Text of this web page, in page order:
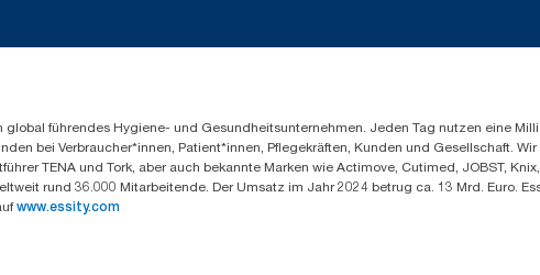
global führendes Hygiene- und Gesundheitsunternehmen. Jeden Tag nutzen eine
bei Verbraucher*innen, Patient*innen, Pflegekräften, Kunden und Gesellschaft.
TENA und Tork, aber auch bekannte Marken wie Actimove, Cutimed, JOBST,
rund 36.000 Mitarbeitende. Der Umsatz im Jahr 2024 betrug ca. 13 Mrd. Euro.
www.essity.com